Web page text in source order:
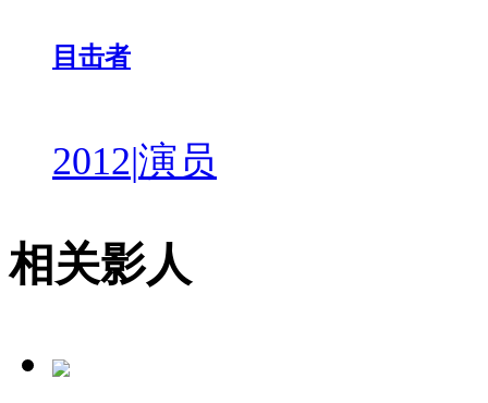
目击者
2012|演员
相关影人